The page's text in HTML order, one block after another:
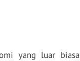
yang luar biasa